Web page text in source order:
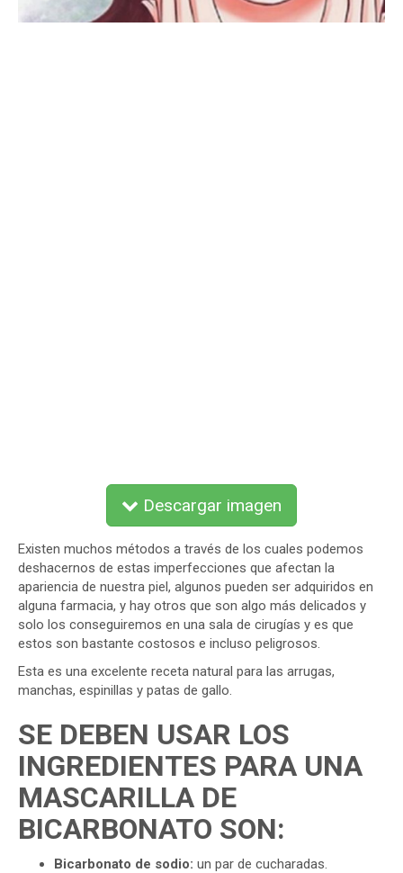
Descargar imagen
Existen muchos métodos a través de los cuales podemos
deshacernos de estas imperfecciones que afectan la
apariencia de nuestra piel, algunos pueden ser adquiridos en
alguna farmacia, y hay otros que son algo más delicados y
solo los conseguiremos en una sala de cirugías y es que
estos son bastante costosos e incluso peligrosos.
Esta es una excelente receta natural para las arrugas,
manchas, espinillas y patas de gallo.
SE DEBEN USAR LOS
INGREDIENTES PARA UNA
MASCARILLA DE
BICARBONATO SON:
Bicarbonato de sodio: un par de cucharadas.